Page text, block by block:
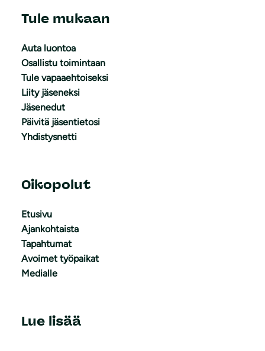
Tule mukaan
Auta luontoa
Osallistu toimintaan
Tule vapaaehtoiseksi
Liity jäseneksi
Jäsenedut
Päivitä jäsentietosi
Yhdistysnetti
Oikopolut
Etusivu
Ajankohtaista
Tapahtumat
Avoimet työpaikat
Medialle
Lue lisää